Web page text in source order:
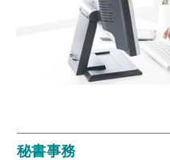
秘書事務